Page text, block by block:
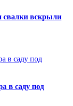
свалки вскрыли
в саду под